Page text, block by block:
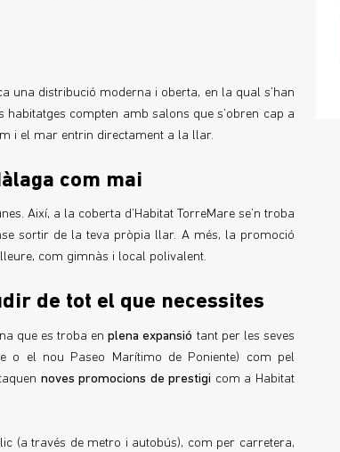
una distribució moderna i oberta, en la qual s’han
compten amb salons que s’obren cap a
i el mar entrin directament a la llar.
com mai
Així, a la coberta d’Habitat TorreMare se’n troba
sortir de la teva pròpia llar. A més, la promoció
com gimnàs i local polivalent.
de tot el que necessites
que es troba enplena expansió tant per les seves
o el nou Paseo Marítimo de Poniente) com pel
noves promocions de prestigi com a Habitat
(a través de metro i autobús), com per carretera,